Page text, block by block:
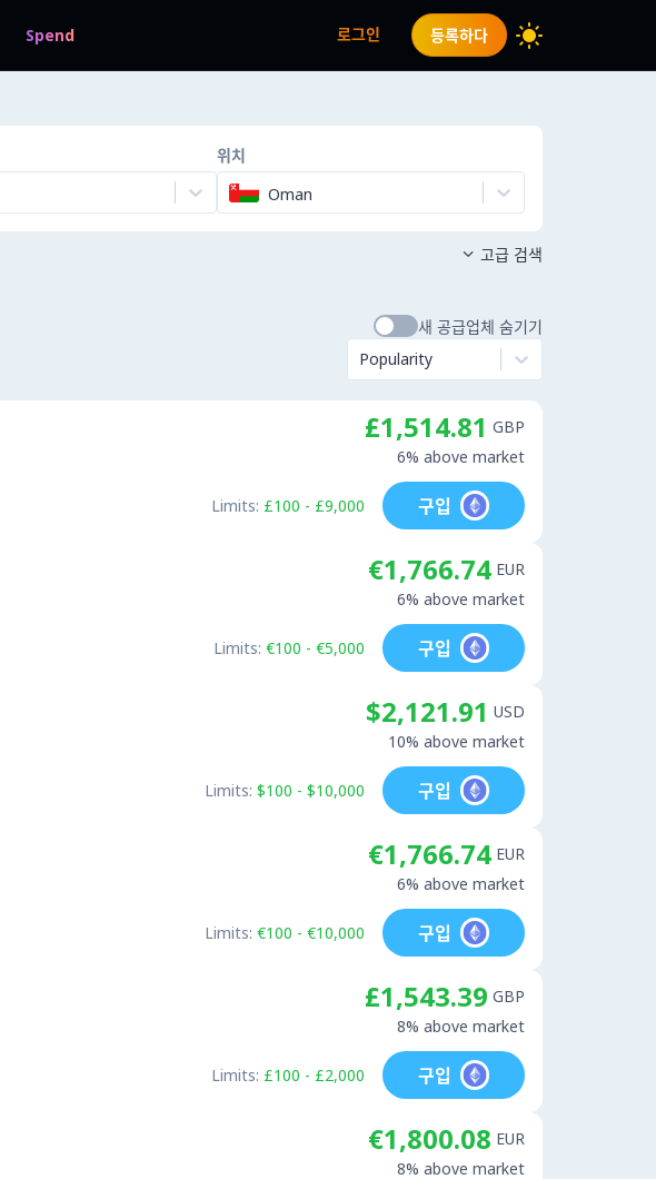
Spend 로그인 등록하다
위치
Oman
 고급 검색
새 공급업체 숨기기
Popularity
£1,514.81 GBP
6% above market
Limits: £100 - £9,000 구입
€1,766.74 EUR
6% above market
Limits: €100 - €5,000 구입
$2,121.91 USD
10% above market
Limits: $100 - $10,000 구입
€1,766.74 EUR
6% above market
Limits: €100 - €10,000 구입
£1,543.39 GBP
8% above market
Limits: £100 - £2,000 구입
€1,800.08 EUR
8% above market